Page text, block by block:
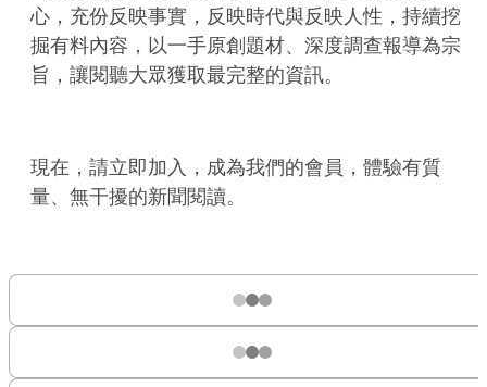
心，充份反映事實，反映時代與反映人性，持續挖
掘有料內容，以一手原創題材、深度調查報導為宗
旨，讓閱聽大眾獲取最完整的資訊。
現在，請立即加入，成為我們的會員，體驗有質
量、無干擾的新聞閱讀。